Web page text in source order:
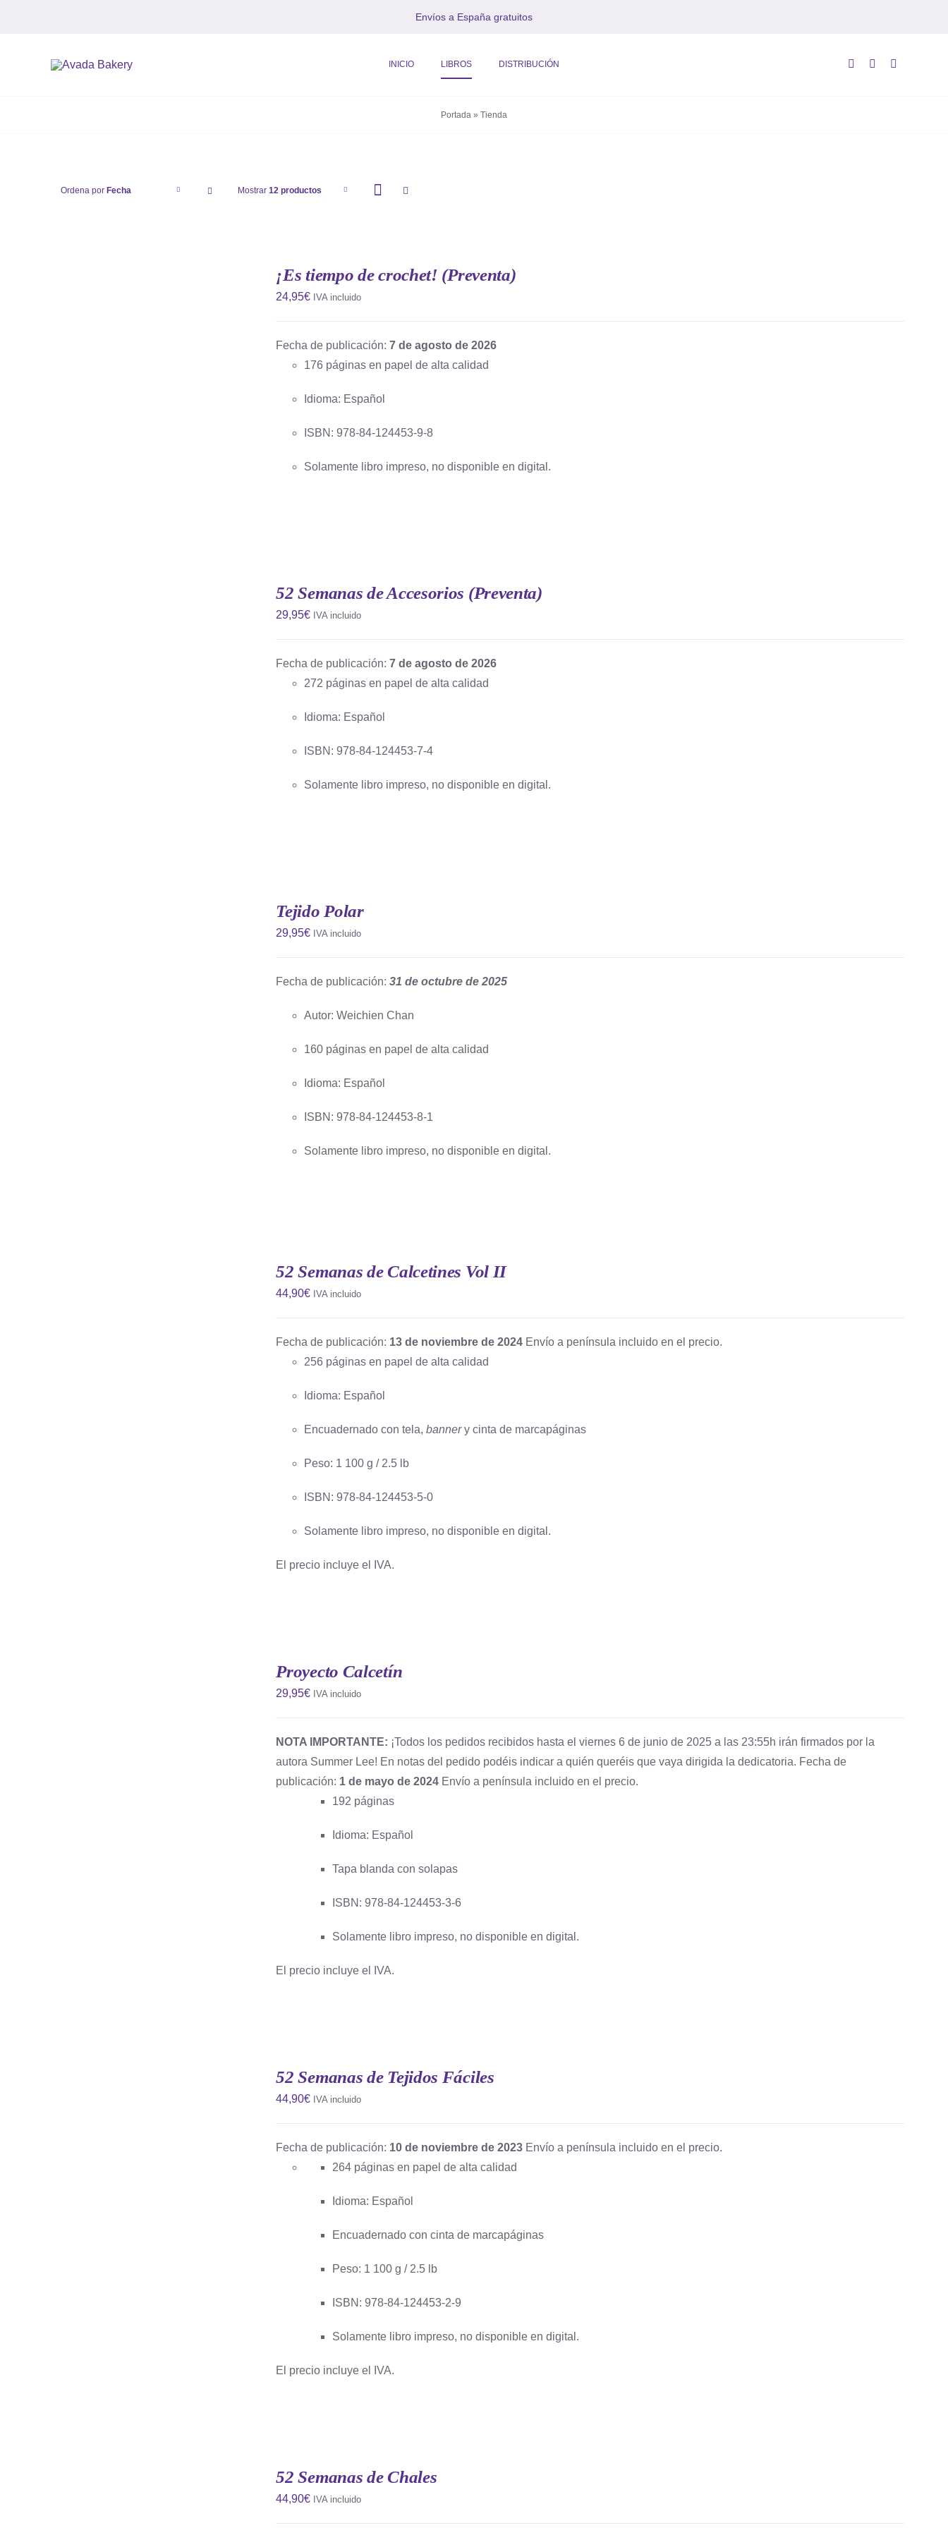
Envíos a España gratuitos
INICIO LIBROS DISTRIBUCIÓN
Portada » Tienda
Ordena por Fecha Mostrar 12 productos
¡Es tiempo de crochet! (Preventa)
24,95€ IVA incluido
Fecha de publicación:7 de agosto de 2026
176 páginas en papel de alta calidad
Idioma: Español
ISBN: 978-84-124453-9-8
Solamente libro impreso, no disponible en digital.
52 Semanas de Accesorios (Preventa)
29,95€ IVA incluido
Fecha de publicación:7 de agosto de 2026
272 páginas en papel de alta calidad
Idioma: Español
ISBN: 978-84-124453-7-4
Solamente libro impreso, no disponible en digital.
Tejido Polar
29,95€ IVA incluido
Fecha de publicación:31 de octubre de 2025
Autor: Weichien Chan
160 páginas en papel de alta calidad
Idioma: Español
ISBN: 978-84-124453-8-1
Solamente libro impreso, no disponible en digital.
52 Semanas de Calcetines Vol II
44,90€ IVA incluido
Fecha de publicación: 13 de noviembre de 2024 Envío a península incluido en el precio.
256 páginas en papel de alta calidad
Idioma: Español
Encuadernado con tela,bannery cinta de marcapáginas
Peso: 1 100 g / 2.5 lb
ISBN: 978-84-124453-5-0
Solamente libro impreso, no disponible en digital.
El precio incluye el IVA.
Proyecto Calcetín
29,95€ IVA incluido
NOTA IMPORTANTE: ¡Todos los pedidos recibidos hasta el viernes 6 de junio de 2025 a las 23:55h irán firmados por la
autora Summer Lee! En notas del pedido podéis indicar a quién queréis que vaya dirigida la dedicatoria. Fecha de
publicación: 1 de mayo de 2024 Envío a península incluido en el precio.
192 páginas
Idioma: Español
Tapa blanda con solapas
ISBN: 978-84-124453-3-6
Solamente libro impreso, no disponible en digital.
El precio incluye el IVA.
52 Semanas de Tejidos Fáciles
44,90€ IVA incluido
Fecha de publicación: 10 de noviembre de 2023 Envío a península incluido en el precio.
264 páginas en papel de alta calidad
Idioma: Español
Encuadernado con cinta de marcapáginas
Peso: 1 100 g / 2.5 lb
ISBN: 978-84-124453-2-9
Solamente libro impreso, no disponible en digital.
El precio incluye el IVA.
52 Semanas de Chales
44,90€ IVA incluido